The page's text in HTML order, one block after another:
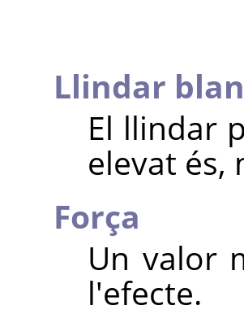
Llindar
El llindar
elevat és,
Força
Un valor
l'efecte.